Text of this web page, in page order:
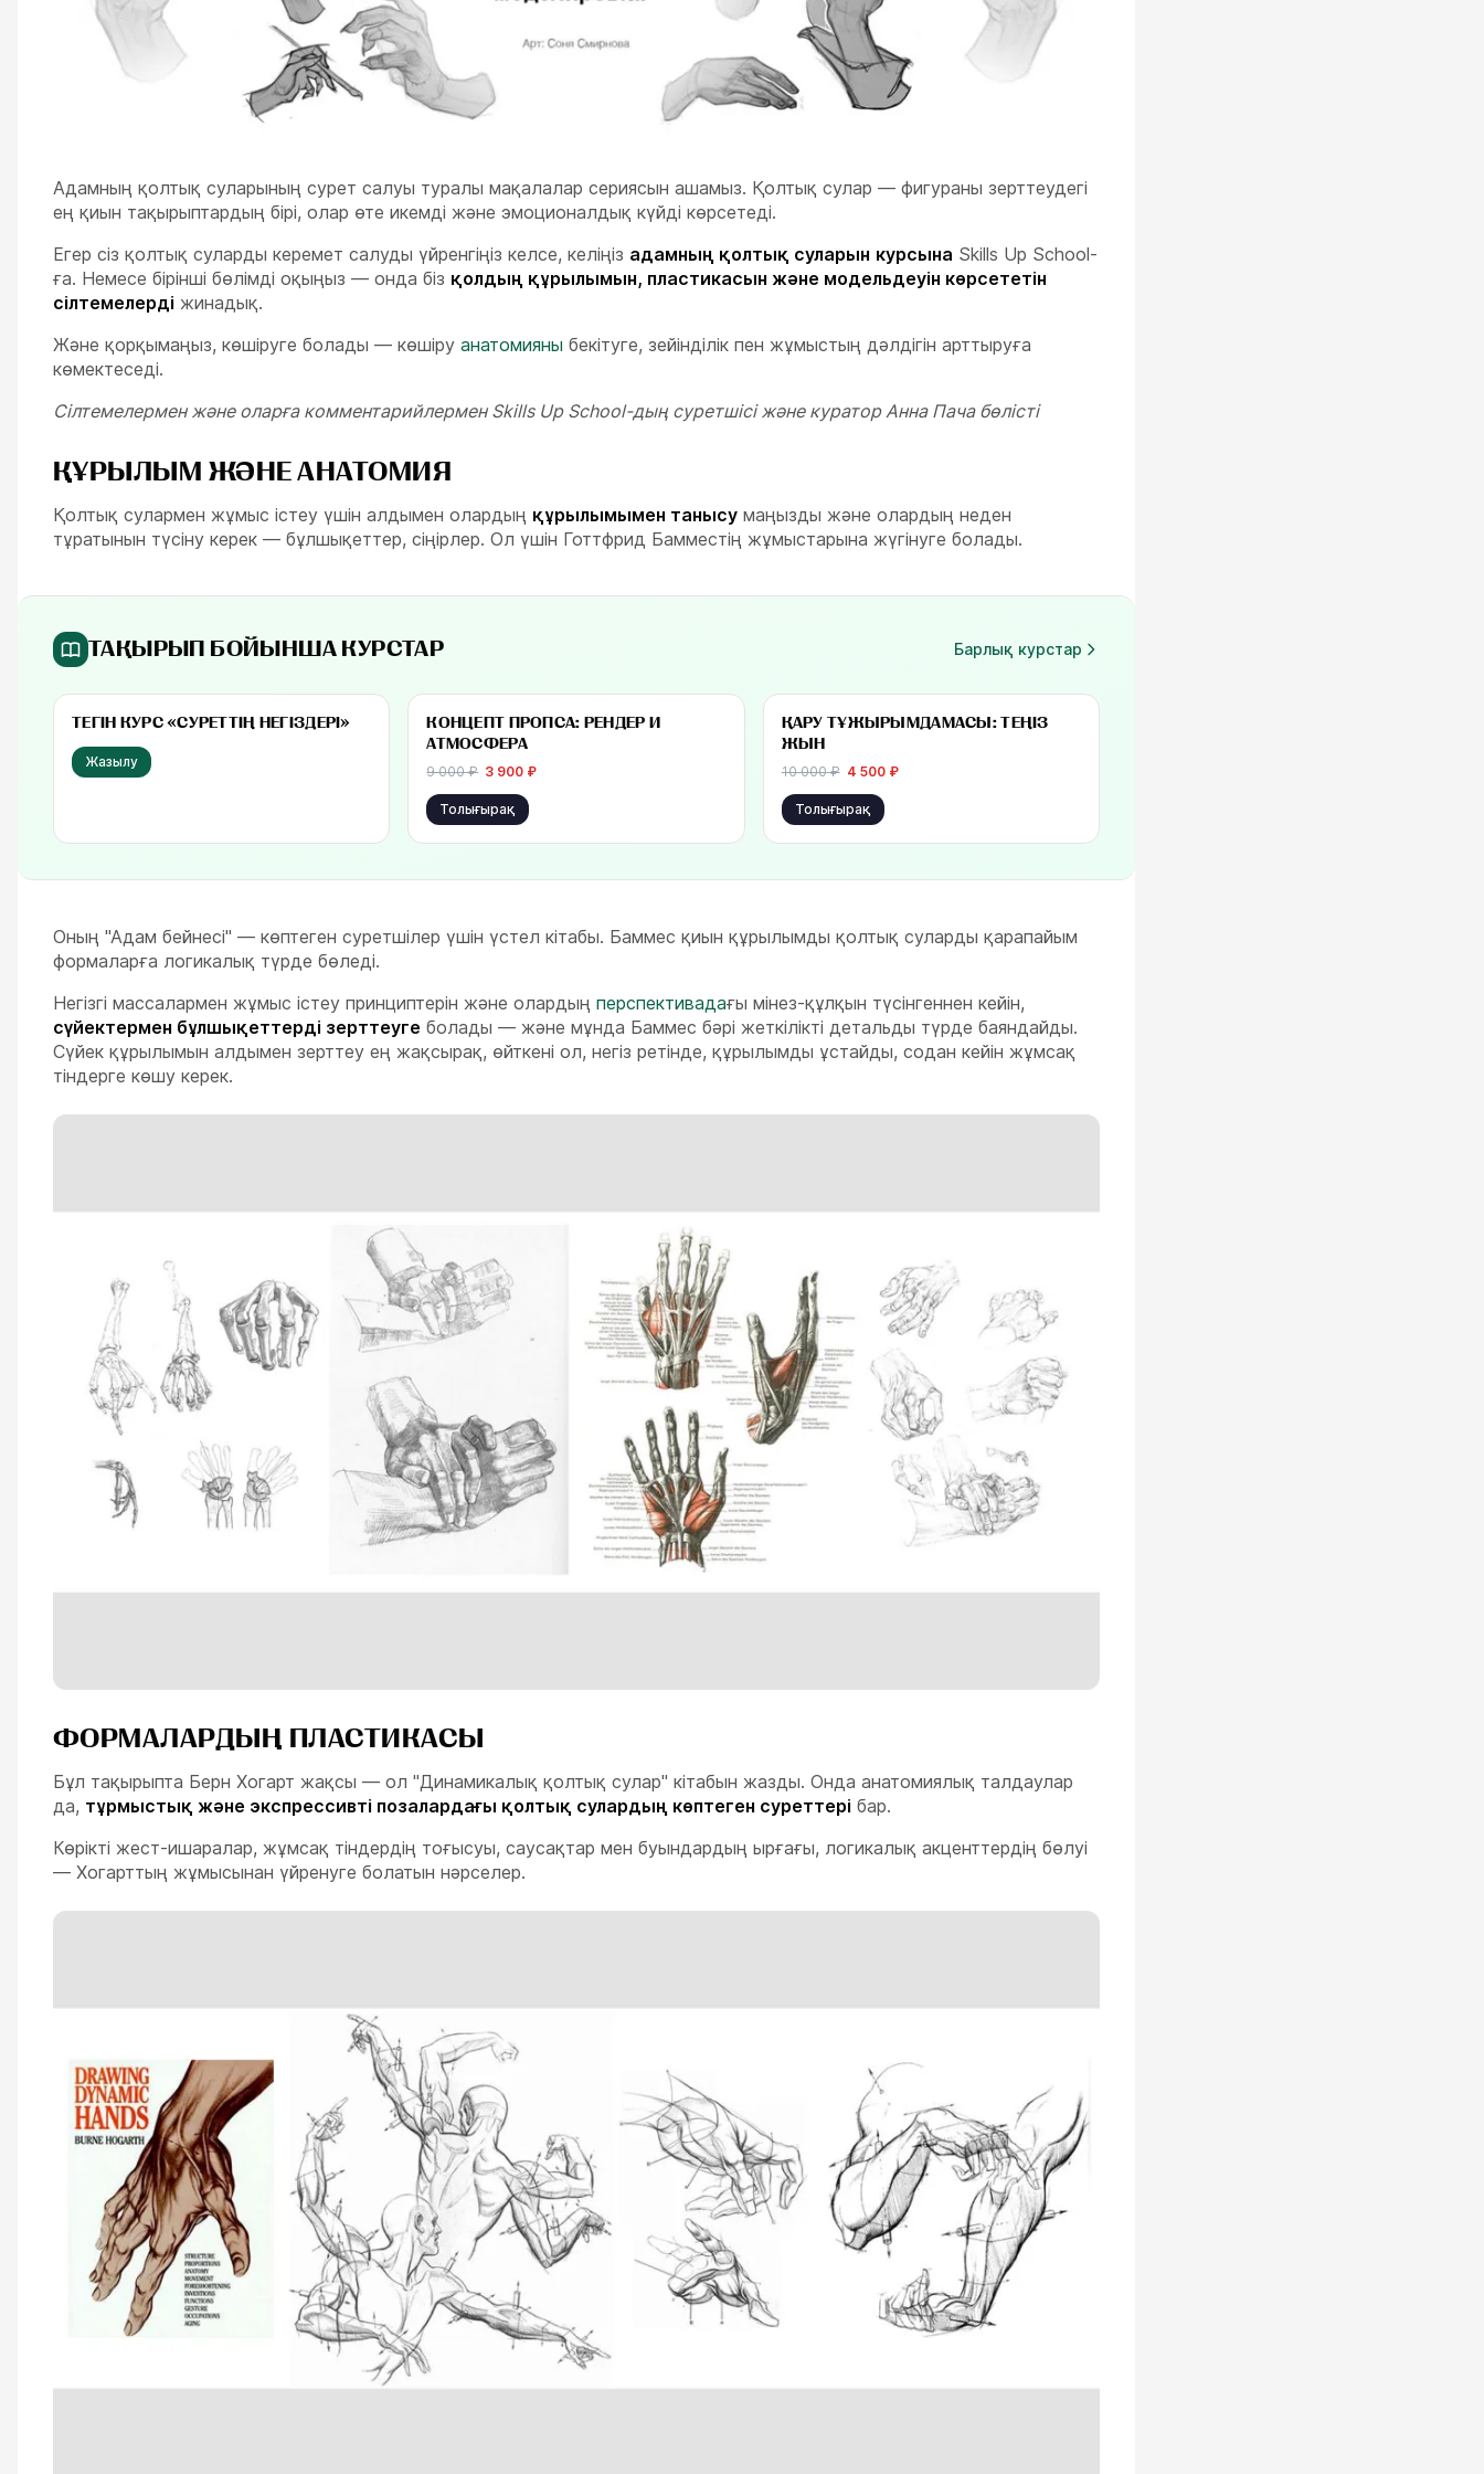
Адамның қолтық суларының сурет салуы туралы мақалалар сериясын ашамыз. Қолтық сулар — фигураны зерттеудегі
ең қиын тақырыптардың бірі, олар өте икемді және эмоционалдық күйді көрсетеді.
Егер сіз қолтық суларды керемет салуды үйренгіңіз келсе, келіңіз адамның қолтық суларын курсына Skills Up School-
ға. Немесе бірінші бөлімді оқыңыз — онда біз қолдың құрылымын, пластикасын және модельдеуін көрсететін
сілтемелерді жинадық.
Және қорқымаңыз, көшіруге болады — көшіру анатомияны бекітуге, зейінділік пен жұмыстың дәлдігін арттыруға
көмектеседі.
Сілтемелермен және оларға комментарийлермен Skills Up School-дың суретшісі және куратор Анна Пача бөлісті
ҚҰРЫЛЫМ ЖӘНЕ АНАТОМИЯ
Қолтық сулармен жұмыс істеу үшін алдымен олардың құрылымымен танысу маңызды және олардың неден
тұратынын түсіну керек — бұлшықеттер, сіңірлер. Ол үшін Готтфрид Бамместің жұмыстарына жүгінуге болады.
ТАҚЫРЫП БОЙЫНША КУРСТАР Барлық курстар
Тегін
ТЕГІН КУРС «СУРЕТТІҢ НЕГІЗДЕРІ»‎
Жазылу
бастап 3 900 ₽
КОНЦЕПТ ПРОПСА: РЕНДЕР И
АТМОСФЕРА
9 000 ₽ 3 900 ₽
Толығырақ
бастап 4 500 ₽
ҚАРУ ТҰЖЫРЫМДАМАСЫ: ТЕҢІЗ
ЖЫН
10 000 ₽ 4 500 ₽
Толығырақ
Оның "Адам бейнесі" — көптеген суретшілер үшін үстел кітабы. Баммес қиын құрылымды қолтық суларды қарапайым
формаларға логикалық түрде бөледі.
Негізгі массалармен жұмыс істеу принциптерін және олардың перспективадағы мінез-құлқын түсінгеннен кейін,
сүйектермен бұлшықеттерді зерттеуге болады — және мұнда Баммес бәрі жеткілікті детальды түрде баяндайды.
Сүйек құрылымын алдымен зерттеу ең жақсырақ, өйткені ол, негіз ретінде, құрылымды ұстайды, содан кейін жұмсақ
тіндерге көшу керек.
ФОРМАЛАРДЫҢ ПЛАСТИКАСЫ
Бұл тақырыпта Берн Хогарт жақсы — ол "Динамикалық қолтық сулар" кітабын жазды. Онда анатомиялық талдаулар
да, тұрмыстық және экспрессивті позалардағы қолтық сулардың көптеген суреттері бар.
Көрікті жест-ишаралар, жұмсақ тіндердің тоғысуы, саусақтар мен буындардың ырғағы, логикалық акценттердің бөлуі
— Хогарттың жұмысынан үйренуге болатын нәрселер.